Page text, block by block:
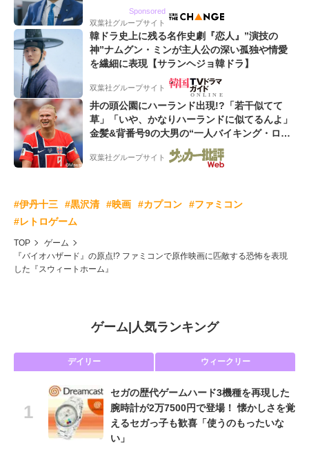
Sponsored
双葉社グループサイト
韓ドラ史上に残る名作史劇『恋人』”演技の
神”ナムグン・ミンが主人公の深い孤独や情愛
を繊細に表現【サランヘジョ韓ドラ】
双葉社グループサイト
井の頭公園にハーランド出現!?「若干似てて
草」「いや、かなりハーランドに似てるんよ」
金髪&背番号9の大男の“一人バイキング・ロ
ー”映像が話題!「元気をもらった」
双葉社グループサイト
#伊丹十三 #黒沢清 #映画 #カプコン
#ファミコン
#レトロゲーム
TOP
ゲーム
『バイオハザード』の原点!? ファミコンで原作映画に匹敵する恐怖を表現
した『スウィートホーム』
ゲーム| 人気ランキング
デイリー ウィークリー
セガの歴代ゲームハード3機種を再現した
腕時計が2万7500円で登場！ 懐かしさを覚
えるセガっ子も歓喜「使うのもったいな
い」